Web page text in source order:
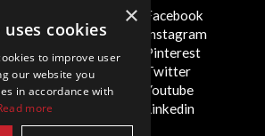
Privacy Policy
Cookie Policy
Artist Sign Up
Terms and
Conditions
Sitemap
Facebook
Instagram
Pinterest
Twitter
Youtube
Linkedin
×
cookies
to improve user
our website you
in accordance with
more